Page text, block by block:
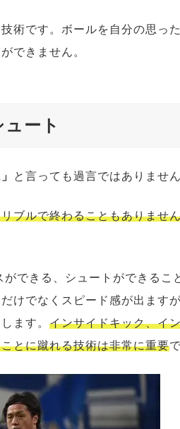
術です。ボールを自分の思っ
できません。
ート
と言っても過言ではありません
ブルで終わることもありませ
できる、シュートができるこ
けでなくスピード感が出ます
ます。 インサイドキック、イ
とに蹴れる技術は非常に重要